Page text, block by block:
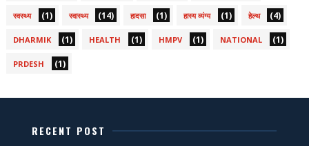
स्वस्थ्य (1) स्वास्थ्य (14) हादसा (1) हास्य व्यंग्य (1) हेल्थ (4)
DHARMIK (1) HEALTH (1) HMPV (1) NATIONAL (1)
PRDESH (1)
RECENT POST